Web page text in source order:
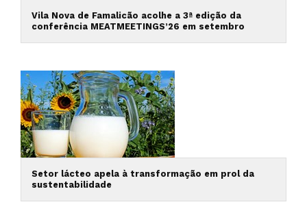
Vila Nova de Famalicão acolhe a 3ª edição da
conferência MEATMEETINGS’26 em setembro
Setor lácteo apela à transformação em prol da
sustentabilidade